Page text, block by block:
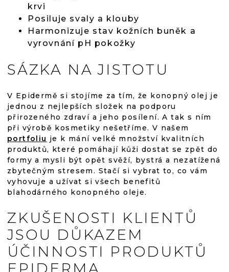
krvi
Posiluje svaly a klouby
Harmonizuje stav kožních buněk a
vyrovnání pH pokožky
SÁZKA NA JISTOTU
V Epidermě si stojíme za tím, že konopný olej je
jednou z nejlepších složek na podporu
přirozeného zdraví a jeho posílení. A tak s ním
při výrobě kosmetiky nešetříme. V našem
portfoliu je k mání velké množství kvalitních
produktů, které pomáhají kůži dostat se zpět do
formy a mysli být opět svěží, bystrá a nezatížená
zbytečným stresem. Stačí si vybrat to, co vám
vyhovuje a užívat si všech benefitů
blahodárného konopného oleje.
ZKUŠENOSTI KLIENTŮ
JSOU DŮKAZEM
ÚČINNOSTI PRODUKTŮ
EPIDERMA